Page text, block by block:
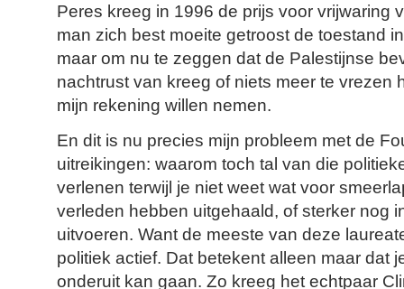
Peres kreeg in 1996 de prijs voor vrijwaring
man zich best moeite getroost de toestand
maar om nu te zeggen dat de Palestijnse
nachtrust van kreeg of niets meer te vrezen
mijn rekening willen nemen.
En dit is nu precies mijn probleem met de
uitreikingen: waarom toch tal van die
verlenen terwijl je niet weet wat voor
verleden hebben uitgehaald, of sterker nog
uitvoeren. Want de meeste van deze
politiek actief. Dat betekent alleen maar dat
onderuit kan gaan. Zo kreeg het echtpaar